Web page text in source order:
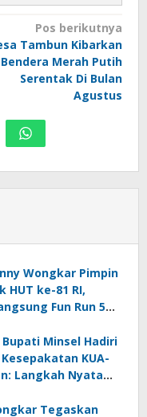
Pos berikutnya
Tambun Kibarkan
Bendera Merah Putih
Serentak Di Bulan
Agustus
Wongkar Pimpin
HUT ke-81 RI,
Fun Run 5
Minsel Hadiri
KUA-
Langkah Nyata
Tegaskan